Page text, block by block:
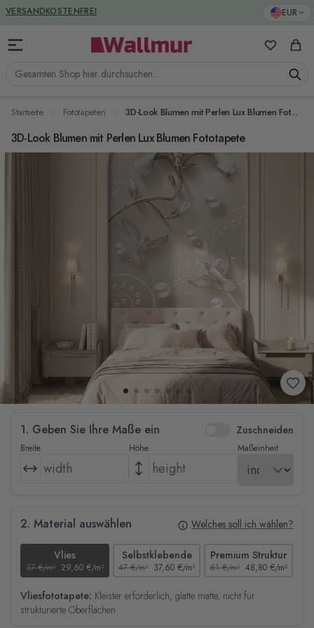
Zum Inhalt springen EUR
Gesamten Shop hier durchsuchen...
Meine
VERSANDKOSTENFREI
GREENGUARD ZERTIFIZIERT
Startseite Fototapeten 3D-Look Blumen mit Perlen Lux Blumen Fototapete
3D-Look Blumen mit Perlen Lux Blumen Fototapete
1. Geben Sie Ihre Maße ein Zuschneiden
Breite Höhe Maßeinheit
2. Material auswählen Welches soll ich wählen?
Vlies
37 €/m² 29,60 €/m²
Selbstklebende
47 €/m² 37,60 €/m²
Premium Struktur
61 €/m² 48,80 €/m²
Vliesfototapete: Kleister erforderlich, glatte matte, nicht für
strukturierte Oberflächen